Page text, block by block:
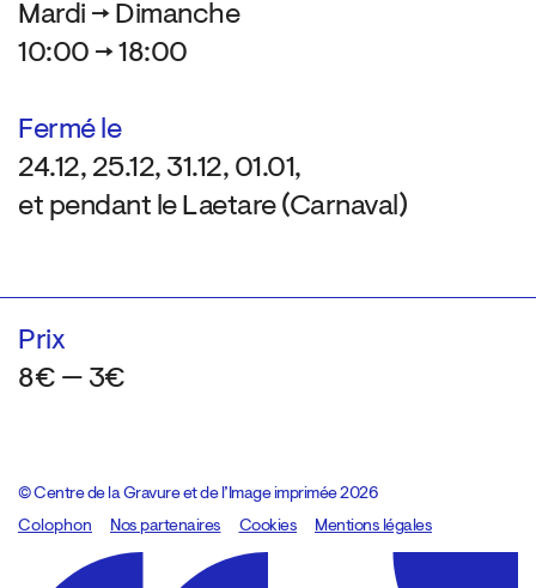
Mardi → Dimanche
10:00 → 18:00
Fermé le
24.12, 25.12, 31.12, 01.01,
et pendant le Laetare (Carnaval)
Prix
8€ — 3€
© Centre de la Gravure et de l’Image imprimée 2026
Colophon
Design:Marcel Kaczmarek, code:8080.studio
Nos partenaires Cookies Mentions légales